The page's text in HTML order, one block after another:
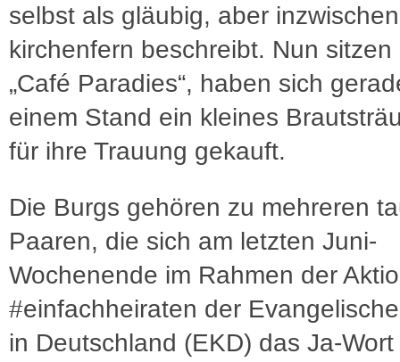
selbst als gläubig, aber inzwischen
kirchenfern beschreibt. Nun sitzen
„Café Paradies“, haben sich
einem Stand ein kleines
für ihre Trauung gekauft.
Die Burgs gehören zu mehreren
Paaren, die sich am letzten Juni-
Wochenende im Rahmen der
#einfachheiraten der
in Deutschland (EKD) das Ja-